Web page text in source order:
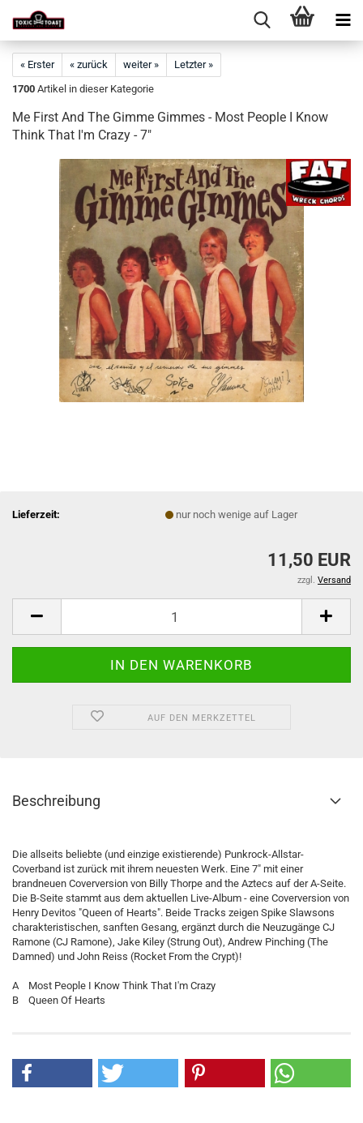
« Erster « zurück weiter »
Letzter »
1700 Artikel in dieser Kategorie
Me First And The Gimme Gimmes - Most People I Know
Think That I'm Crazy - 7"
Lieferzeit: nur noch wenige auf Lager
11,50 EUR
zzgl. Versand
AUF DEN MERKZETTEL
Beschreibung
Die allseits beliebte (und einzige existierende) Punkrock-Allstar-
Coverband ist zurück mit ihrem neuesten Werk. Eine 7" mit einer
brandneuen Coverversion von Billy Thorpe and the Aztecs auf der A-Seite.
Die B-Seite stammt aus dem aktuellen Live-Album - eine Coverversion von
Henry Devitos "Queen of Hearts". Beide Tracks zeigen Spike Slawsons
charakteristischen, sanften Gesang, ergänzt durch die Neuzugänge CJ
Ramone (CJ Ramone), Jake Kiley (Strung Out), Andrew Pinching (The
Damned) und John Reiss (Rocket From the Crypt)!
A Most People I Know Think That I'm Crazy
B Queen Of Hearts